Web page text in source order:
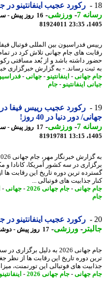
رکورد عجیب اینفانتینو در جام
7
-ورزشی-
81924011
فدراسیون بین المللی فوتبال فیفا
های جام جهانی تلاش کرد در تمام
داشته باشد و از بُعد مسافتی رکورد
رساند. - به گزارش خبرگزاری
جهانی-اینفانتینو-جهانی-فدراسیون
اینفانتینو-جام
رکورد عجیب رییس فیفا در
دور دنیا در 40 روز!
7
-ورزشی-
81919781
به گزارش خبرنگار
در سه کشور آمریکا، کانادا و
ترین دوره تاریخ این رقابت ها از
جذابیت های فوتبالی ...
جهانی-جام جهانی 2026 -جهانی-
رکورد عجیب اینفانتینو در جام
-ورزشی-17 روز پیش - دوشنبه 29 تیر 1405، 23:32
جام جهانی 2026 به دلیل برگزاری
دوره تاریخ این رقابت ها از نظر
های فوتبالی این تورنمنت، میزان ...
جهانی-جام جهانی 2026 -اینفانتینو-